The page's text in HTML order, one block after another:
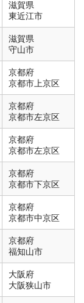
滋賀県
東近江市
滋賀県
守山市
京都府
京都市上京区
京都府
京都市左京区
京都府
京都市左京区
京都府
京都市下京区
京都府
京都市中京区
京都府
福知山市
大阪府
大阪狭山市